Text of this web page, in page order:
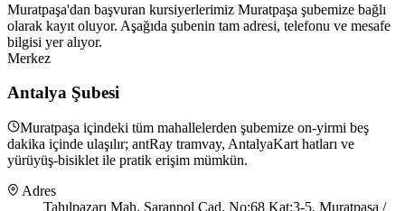
Muratpaşa'dan başvuran kursiyerlerimiz Muratpaşa şubemize bağlı
olarak kayıt oluyor. Aşağıda şubenin tam adresi, telefonu ve mesafe
bilgisi yer alıyor.
Merkez
Antalya Şubesi
Muratpaşa içindeki tüm mahallelerden şubemize on-yirmi beş
dakika içinde ulaşılır; antRay tramvay, AntalyaKart hatları ve
yürüyüş-bisiklet ile pratik erişim mümkün.
Adres
Tahılpazarı Mah. Şaranpol Cad. No:68 Kat:3-5, Muratpaşa /